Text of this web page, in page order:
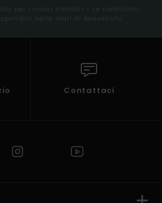
per i nuovi membri - Le condizioni
nella mail di benvenuto
Contattaci